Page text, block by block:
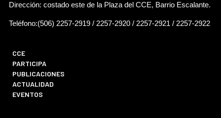
Dirección: costado este de la Plaza del CCE, Barrio Escalante.
Teléfono:(506) 2257-2919 / 2257-2920 / 2257-2921 / 2257-2922
CCE
PARTICIPA
PUBLICACIONES
ACTUALIDAD
EVENTOS